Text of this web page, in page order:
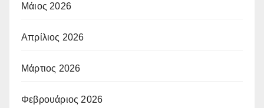
Μάιος 2026
Απρίλιος 2026
Μάρτιος 2026
Φεβρουάριος 2026